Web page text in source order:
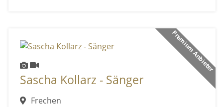
Premium Anbieter
Sascha Kollarz - Sänger
Frechen